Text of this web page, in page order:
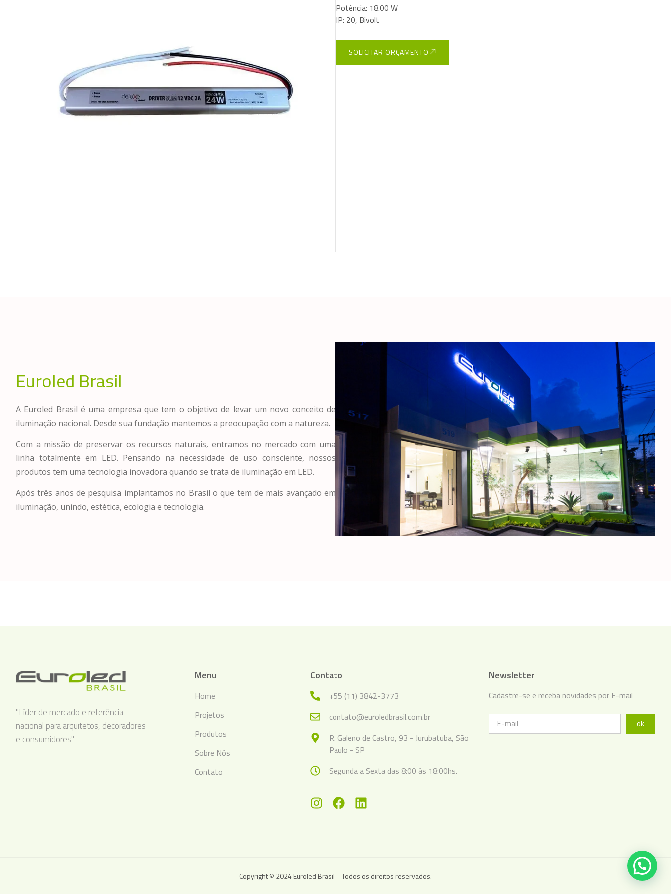
Potência: 18.00 W
IP: 20, Bivolt
SOLICITAR ORÇAMENTO
Euroled Brasil
A Euroled Brasil é uma empresa que tem o objetivo de levar um novo conceito de
iluminação nacional. Desde sua fundação mantemos a preocupação com a natureza.
Com a missão de preservar os recursos naturais, entramos no mercado com uma
linha totalmente em LED. Pensando na necessidade de uso consciente, nossos
produtos tem uma tecnologia inovadora quando se trata de iluminação em LED.
Após três anos de pesquisa implantamos no Brasil o que tem de mais avançado em
iluminação, unindo, estética, ecologia e tecnologia.
"Líder de mercado e referência
nacional para arquitetos, decoradores
e consumidores"
Menu
Home
Projetos
Produtos
Sobre Nós
Contato
Contato
+55 (11) 3842-3773
contato@euroledbrasil.com.br
R. Galeno de Castro, 93 - Jurubatuba, São
Paulo - SP
Segunda a Sexta das 8:00 às 18:00hs.
Newsletter
Cadastre-se e receba novidades por E-mail
ok
Copyright © 2024 Euroled Brasil – Todos os direitos reservados.